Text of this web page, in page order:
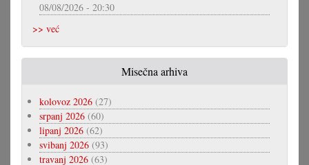
08/08/2026 - 20:30
>> već
Misečna arhiva
kolovoz 2026 (27)
srpanj 2026 (60)
lipanj 2026 (62)
svibanj 2026 (93)
travanj 2026 (63)